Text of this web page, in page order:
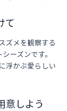
て
ズメを観察する
ーズンです。
浮かぶ愛らしい
意しよう